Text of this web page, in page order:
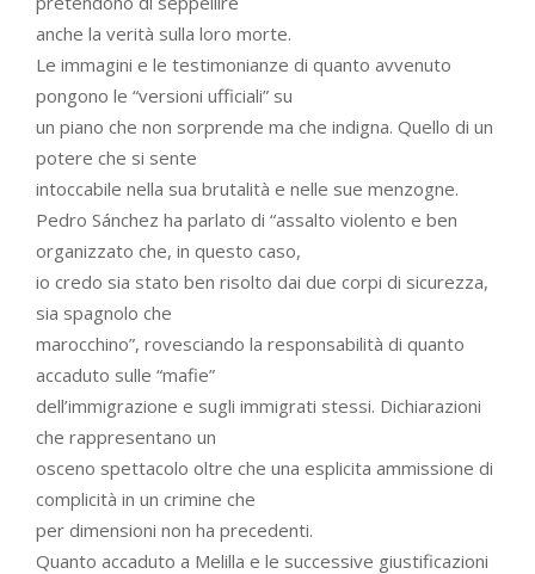
anche la verità sulla loro morte.
Le immagini e le testimonianze di quanto avvenuto
pongono le “versioni ufficiali” su
un piano che non sorprende ma che indigna. Quello di un
potere che si sente
intoccabile nella sua brutalità e nelle sue menzogne.
Pedro Sánchez ha parlato di “assalto violento e ben
organizzato che, in questo caso,
io credo sia stato ben risolto dai due corpi di sicurezza,
sia spagnolo che
marocchino”, rovesciando la responsabilità di quanto
accaduto sulle “mafie”
dell’immigrazione e sugli immigrati stessi. Dichiarazioni
che rappresentano un
osceno spettacolo oltre che una esplicita ammissione di
complicità in un crimine che
per dimensioni non ha precedenti.
Quanto accaduto a Melilla e le successive giustificazioni